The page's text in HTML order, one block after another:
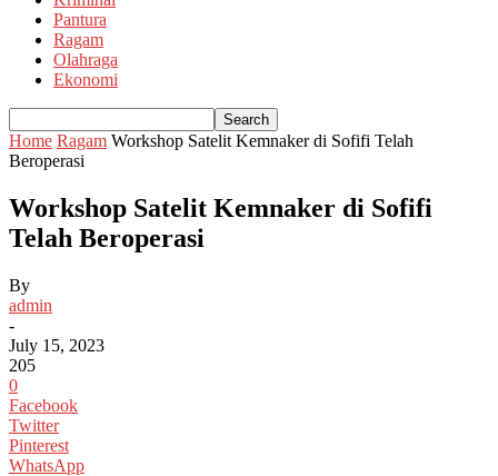
Pantura
Ragam
Olahraga
Ekonomi
Home Ragam Workshop Satelit Kemnaker di Sofifi Telah
Beroperasi
Workshop Satelit Kemnaker di Sofifi
Telah Beroperasi
By
admin
-
July 15, 2023
205
0
Facebook
Twitter
Pinterest
WhatsApp